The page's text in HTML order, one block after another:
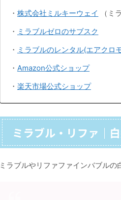
・ 株式会社ミルキーウェイ
（ミ
・ ミラブルゼロのサブスク
・ ミラブルのレンタル(エアクロ
・ Amazon公式ショップ
・ 楽天市場公式ショップ
ミラブル・リファ｜
ミラブルやリファファインバブルの